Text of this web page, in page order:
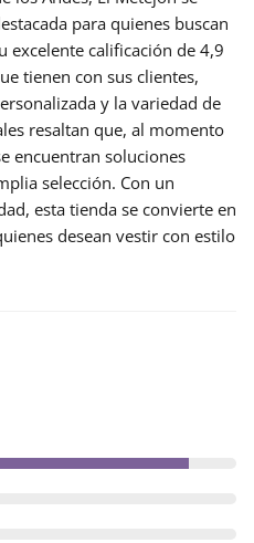
para quienes buscan
excelente calificación de 4,9
tienen con sus clientes,
y la variedad de
resaltan que, al momento
encuentran soluciones
selección. Con un
esta tienda se convierte en
desean vestir con estilo